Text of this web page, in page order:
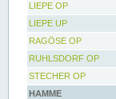
LIEPE OP
LIEPE UP
RAGÖSE OP
RUHLSDORF OP
STECHER OP
HAMME